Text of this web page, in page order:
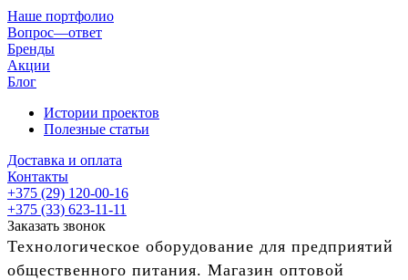
Наше портфолио
Вопрос—ответ
Бренды
Акции
Блог
Истории проектов
Полезные статьи
Доставка и оплата
Контакты
+375 (29) 120-00-16
+375 (33) 623-11-11
Заказать звонок
Технологическое оборудование для предприятий
общественного питания. Магазин оптовой